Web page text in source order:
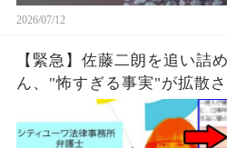
2026/07/12
【緊急】佐藤二朗を追い詰
ん、"怖すぎる事実"が拡散